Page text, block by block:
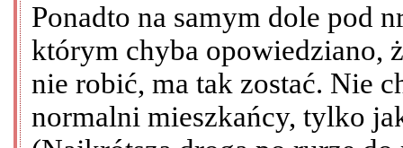
Ponadto na samym dole pod
którym chyba opowiedziano,
nie robić, ma tak zostać. Nie
normalni mieszkańcy, tylko